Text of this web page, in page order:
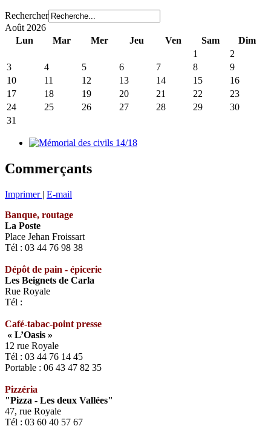
Rechercher
Août 2026
Lun
Mar Mer Jeu Ven Sam
Dim
1
2
3
4 5 6 7 8
9
10
11 12 13 14 15
16
17
18 19 20 21 22
23
24
25 26 27 28 29
30
31
Commerçants
Imprimer | E-mail
Banque, routage
La Poste
Place Jehan Froissart
Tél : 03 44 76 98 38
Dépôt de pain - épicerie
Les Beignets de Carla
Rue Royale
Tél :
Café-tabac-point presse
« L’Oasis »
12 rue Royale
Tél : 03 44 76 14 45
Portable : 06 43 47 82 35
Pizzéria
"Pizza - Les deux Vallées"
47, rue Royale
Tél : 03 60 40 57 67